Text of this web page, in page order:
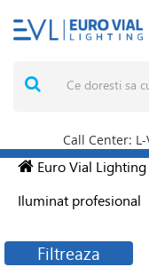
Call Center: L-
Euro Vial Lighting
Iluminat profesional
Filtreaza